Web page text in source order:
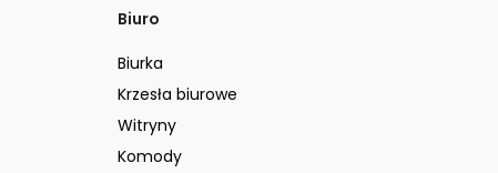
Biuro
Biurka
Krzesła biurowe
Witryny
Komody